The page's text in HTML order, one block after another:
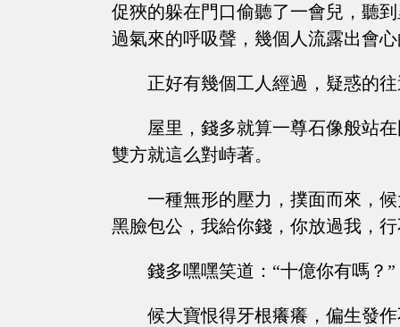
促狹的躲在門口偷聽了一會兒，聽
過氣來的呼吸聲，幾個人流露出會
正好有幾個工人經過，疑惑的
屋里，錢多就算一尊石像般站
雙方就這么對峙著。
一種無形的壓力，撲面而來，
黑臉包公，我給你錢，你放過我，
錢多嘿嘿笑道：“十億你有嗎？”
候大寶恨得牙根癢癢，偏生發